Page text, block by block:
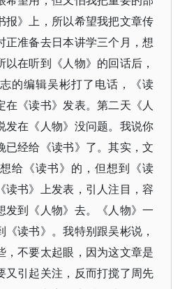
报》上，所以希望我把文章传
正准备去日本讲学三个月，想
在听到《人物》的回话后，
的编辑吴彬打了电话，《读
在《读书》发表。第二天《人
发在《人物》没问题。我说你
已经给《读书》了。其实，文
给《读书》的，但想到《读
读书》上发表，引人注目，容
发到《人物》去。《人物》一
读书》。我特别跟吴彬说，
，不要太起眼，因为这文章是
又引起关注，反而打搅了周先